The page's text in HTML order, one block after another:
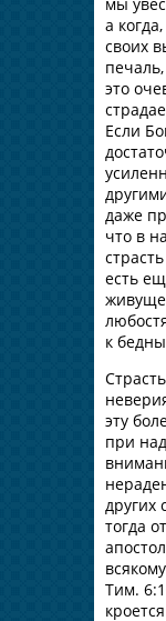
а
своих
это
Если
даже
что в
есть
к
эту
при
других
тогда
Тим.